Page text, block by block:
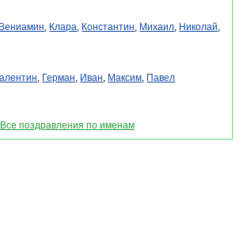
Вениамин, Клара, Константин, Михаил, Николай,
, Герман, Иван, Максим, Павел
Все поздравления по именам